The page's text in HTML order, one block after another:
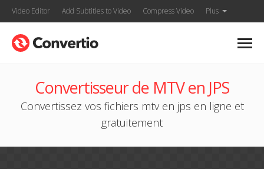
Video Editor Add Subtitles to Video Compress Video Plus
Convertisseur de MTV en JPS
Convertissez vos fichiers mtv en jps en ligne et
gratuitement